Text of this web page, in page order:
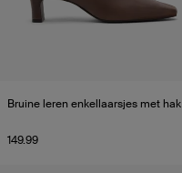
Bruine leren enkellaarsjes met hak
149.99